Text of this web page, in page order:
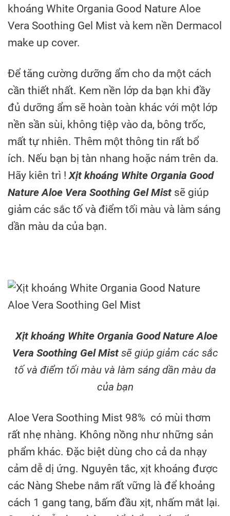
khoáng White Organia Good Nature Aloe
Vera Soothing Gel Mist và kem nền Dermacol
make up cover.
Để tăng cường dưỡng ẩm cho da một cách
cần thiết nhất. Kem nền lớp da bạn khi đầy
đủ dưỡng ẩm sẽ hoàn toàn khác với một lớp
nền sần sùi, không tiệp vào da, bông trốc,
mất tự nhiên. Thêm một thông tin rất bổ
ích. Nếu bạn bị tàn nhang hoặc nám trên da.
Hãy kiên trì !Xịt khoáng White Organia Good
Nature Aloe Vera Soothing Gel Mist sẽ giúp
giảm các sắc tố và điểm tối màu và làm sáng
dần màu da của bạn.
Xịt khoáng White Organia Good Nature Aloe
Vera Soothing Gel Mistsẽ giúp giảm các sắc
tố và điểm tối màu và làm sáng dần màu da
của bạn
Aloe Vera Soothing Mist 98% có mùi thơm
rất nhẹ nhàng. Không nồng như những sản
phẩm khác. Đặc biệt dùng cho cả da nhạy
cảm dễ dị ứng. Nguyên tắc, xịt khoáng được
các Nàng Shebe nắm rất vững là để khoảng
cách 1 gang tang, bấm đầu xịt, nhấm mắt lại.